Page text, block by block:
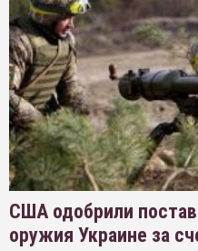
США одобрили
оружия Украине за